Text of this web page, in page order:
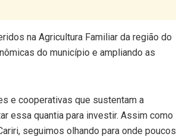
na Agricultura Familiar da região do
do município e ampliando as
e cooperativas que sustentam a
essa quantia para investir. Assim como
seguimos olhando para onde poucos